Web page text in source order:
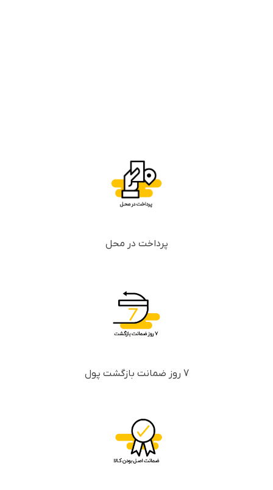
پرداخت در محل
7 روز ضمانت بازگشت پول